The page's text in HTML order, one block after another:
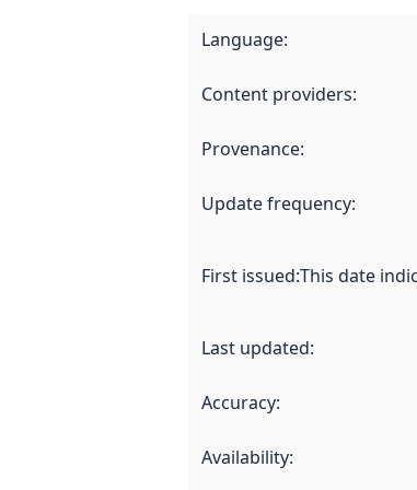
Language:
Content providers:
Provenance:
Update frequency:
First issued:This date
Last updated:
Accuracy:
Availability: